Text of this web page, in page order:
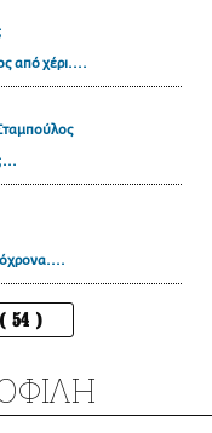
από χέρι....
54 )